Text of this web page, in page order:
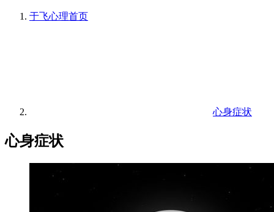
于飞心理首页
心身症状
心身症状